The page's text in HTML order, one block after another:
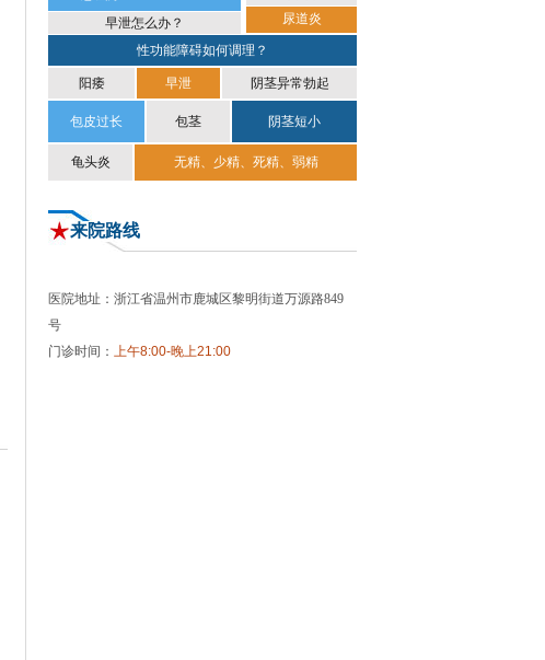
早泄怎么办？
尿道炎
性功能障碍如何调理？
阳痿 早泄 阴茎异常勃起
包皮过长 包茎 阴茎短小
龟头炎 无精、少精、死精、弱精
来院路线
医院地址：浙江省温州市鹿城区黎明街道万源路849
号
门诊时间： 上午8:00-晚上21:00